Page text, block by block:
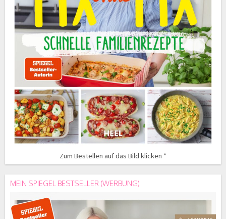
Zum Bestellen auf das Bild klicken *
MEIN SPIEGEL BESTSELLER (WERBUNG)